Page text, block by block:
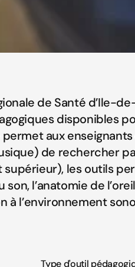
de Santé d’Ile-
disponibles
aux
de rechercher
les outils
l’anatomie de
à l’environnement
Type d'outil